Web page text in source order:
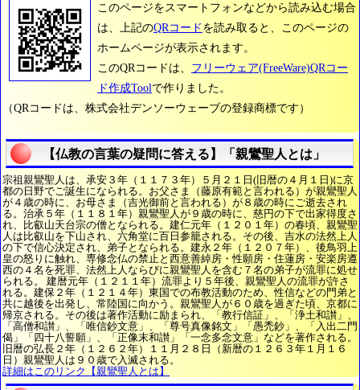
このページをスマートフォンなどから読み込む場合
は、上記のQRコード を読み取ると、このページの
ホームページが表示されます。
このQRコードは、 フリーウェア(FreeWare)QRコー
ド作成Tool で作りました。
（QRコードは、株式会社デンソーウェーブの登録商標です）
【仏教の言葉の疑問に答える】「親鸞聖人とは」
宗祖親鸞聖人は、承安３年（１１７３年）５月２１日(旧暦の４月１日)に京
都の日野でご誕生になられる。お父さま（藤原有範と言われる）が親鸞聖人
が４歳の時に、お母さま（吉光御前と言われる）が８歳の時にご逝去され
る。治承５年（１１８１年）親鸞聖人が９歳の時に、慈円の下で出家得度さ
れ、比叡山天台宗の僧となられる。建仁元年（１２０１年）の春頃、親鸞聖
人は比叡山を下山され、六角堂に百日参籠される。その後、吉水の法然上人
の下で信心決定され、弟子となられる。建永２年（１２０７年）、後鳥羽上
皇の怒りに触れ、専修念仏の禁止と西意善綽房・性願房・住蓮房・安楽房遵
西の４名を死罪、法然上人ならびに親鸞聖人を含む７名の弟子が流罪に処せ
られる。 建暦元年（１２１１年）流罪より５年後、親鸞聖人の流罪が許さ
れる。建保２年（１２１４年）東国での布教活動のため、性信などの門弟と
共に越後を出発し、常陸国に向かう。親鸞聖人が６０歳を過ぎた頃、京都に
帰京される。その後は著作活動に励まられ、「教行信証」、「浄土和讃」、
「高僧和讃」、「唯信鈔文意」、「尊号真像銘文」「愚禿鈔」、「入出二門
偈」「四十八誓願」、「正像末和讃」「一念多念文意」などを著作される。
旧暦の弘長２年（１２６２年）１１月２８日（新暦の１２６３年１月１６
日）親鸞聖人は９０歳で入滅される。
詳細はこのリンク【親鸞聖人とは】